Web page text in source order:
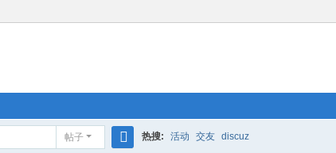
帖子 热搜: 活动 交友 discuz